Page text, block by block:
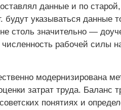
данные и по
будут указываться данные
столь значительно —
численность рабочей силы
модернизирована
затрат труда. Баланс
понятиях и